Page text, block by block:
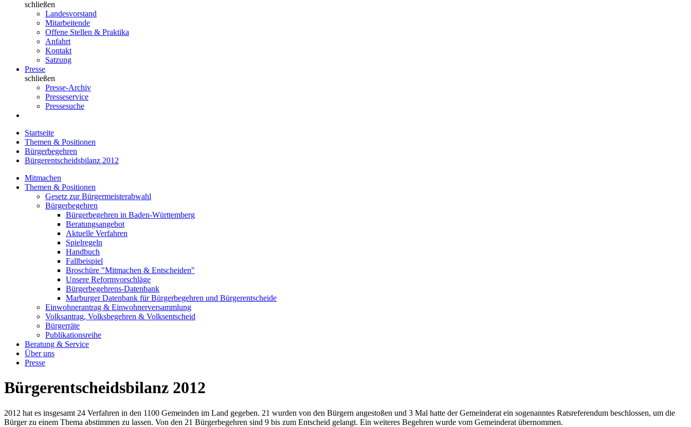
schließen
Landesvorstand
Mitarbeitende
Offene Stellen & Praktika
Anfahrt
Kontakt
Satzung
Presse
schließen
Presse-Archiv
Presseservice
Pressesuche
Startseite
Themen & Positionen
Bürgerbegehren
Bürgerentscheidsbilanz 2012
Mitmachen
Themen & Positionen
Gesetz zur Bürgermeisterabwahl
Bürgerbegehren
Bürgerbegehren in Baden-Württemberg
Beratungsangebot
Aktuelle Verfahren
Spielregeln
Handbuch
Fallbeispiel
Broschüre "Mitmachen & Entscheiden"
Unsere Reformvorschläge
Bürgerbegehrens-Datenbank
Marburger Datenbank für Bürgerbegehren und Bürgerentscheide
Einwohnerantrag & Einwohnerversammlung
Volksantrag, Volksbegehren & Volksentscheid
Bürgerräte
Publikationsreihe
Beratung & Service
Über uns
Presse
Bürgerentscheidsbilanz 2012
2012 hat es insgesamt 24 Verfahren in den 1100 Gemeinden im Land gegeben. 21 wurden von den Bürgern angestoßen und 3 Mal hatte der Gemeinderat ein sogenanntes Ratsreferendum beschlossen, um die
Bürger zu einem Thema abstimmen zu lassen. Von den 21 Bürgerbegehren sind 9 bis zum Entscheid gelangt. Ein weiteres Begehren wurde vom Gemeinderat übernommen.